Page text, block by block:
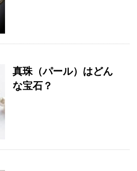
真珠（パール）はどん
な宝石？